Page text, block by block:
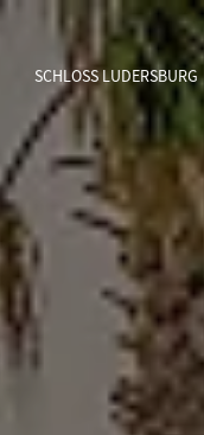
SCHLOSS LUDERSBURG